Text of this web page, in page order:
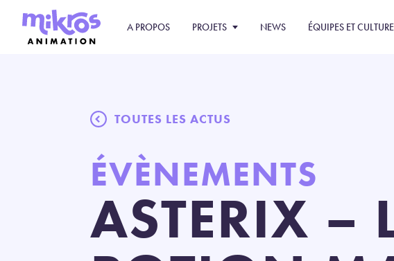
A PROPOS PROJETS NEWS ÉQUIPES ET CULTURE
TOUTES LES ACTUS
ÉVÈNEMENTS
ASTERIX –